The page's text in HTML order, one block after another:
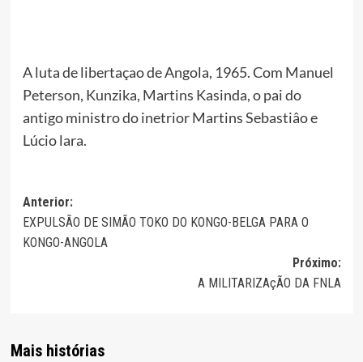
A luta de libertaçao de Angola, 1965. Com Manuel
Peterson, Kunzika, Martins Kasinda, o pai do
antigo ministro do inetrior Martins Sebastiâo e
Lúcio lara.
Navegação
de
Anterior:
EXPULSÃO DE SIMÃO TOKO DO KONGO-BELGA PARA O
KONGO-ANGOLA
Próximo:
A MILITARIZAçÃO DA FNLA
Mais histórias